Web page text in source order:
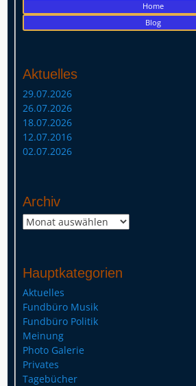
Home
Blog
Aktuelles
29.07.2026
26.07.2026
18.07.2026
12.07.2016
02.07.2026
Archiv
Archiv
Hauptkategorien
Aktuelles
Fundbüro Musik
Fundbüro Politik
Meinung
Photo Galerie
Privates
Tagebücher